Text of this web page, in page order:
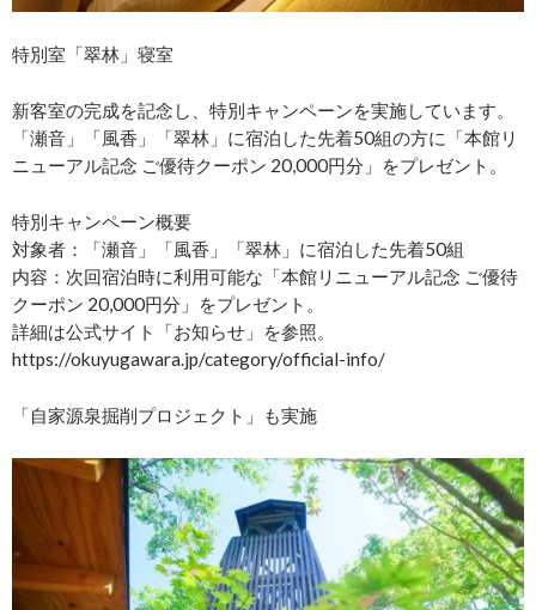
特別室「翠林」寝室
新客室の完成を記念し、特別キャンペーンを実施しています。
「瀬音」「風香」「翠林」に宿泊した先着50組の方に「本館リ
ニューアル記念 ご優待クーポン 20,000円分」をプレゼント。
特別キャンペーン概要
対象者：「瀬音」「風香」「翠林」に宿泊した先着50組
内容：次回宿泊時に利用可能な「本館リニューアル記念 ご優待
クーポン 20,000円分」をプレゼント。
詳細は公式サイト「お知らせ」を参照。
https://okuyugawara.jp/category/official-info/
「自家源泉掘削プロジェクト」も実施